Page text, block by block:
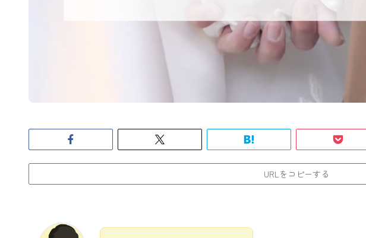
URLをコピーする